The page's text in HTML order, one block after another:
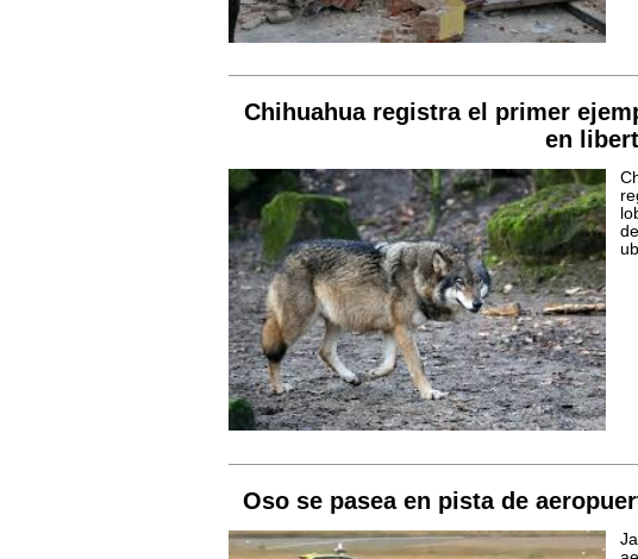
Chihuahua registra el primer
en
Oso se pasea en pista de